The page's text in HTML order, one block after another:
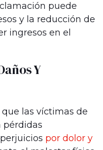
puede
y la reducción de
ingresos en el
Y
las víctimas de
pérdidas
perjuicios por dolor y